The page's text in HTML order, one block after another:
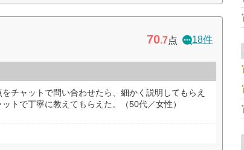
70.7点 18件
チャットで問い合わせたら、細かく説明してもらえ
トで丁寧に教えてもらえた。（50代／女性）